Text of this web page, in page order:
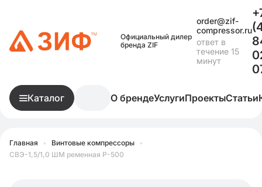
Официальный дилер
бренда ZIF
order@zif-
compressor.ru
ответ в
течение 15
минут
Каталог О брендеУслугиПроектыСтатьи
Главная • Винтовые компрессоры
•
СВЭ-1,5/1,0 ШМ ременная Р-500